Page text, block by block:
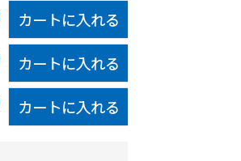
カートに入れる
カートに入れる
カートに入れる